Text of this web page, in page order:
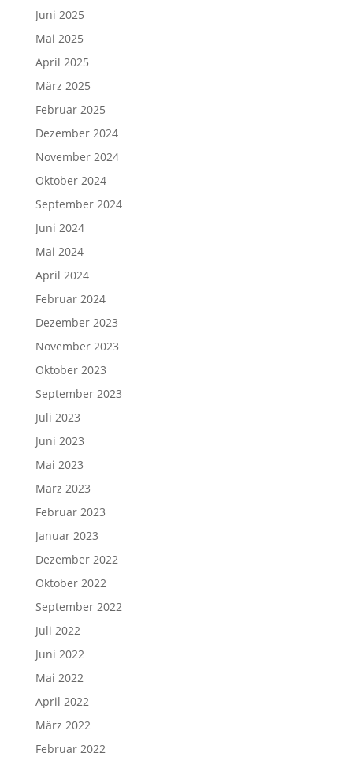
Juni 2025
Mai 2025
April 2025
März 2025
Februar 2025
Dezember 2024
November 2024
Oktober 2024
September 2024
Juni 2024
Mai 2024
April 2024
Februar 2024
Dezember 2023
November 2023
Oktober 2023
September 2023
Juli 2023
Juni 2023
Mai 2023
März 2023
Februar 2023
Januar 2023
Dezember 2022
Oktober 2022
September 2022
Juli 2022
Juni 2022
Mai 2022
April 2022
März 2022
Februar 2022